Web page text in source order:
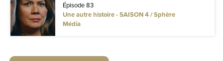
Épisode 83
Une autre histoire - SAISON 4 / Sphère
Média